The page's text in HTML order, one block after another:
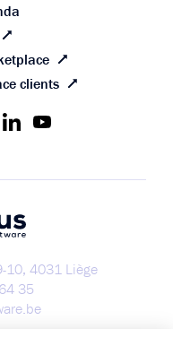
clients
10, 4031 Liège
35